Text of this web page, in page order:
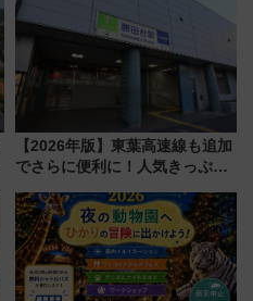
【2026年版】東葉高速線も追加
でさらに便利に！人気きっぷ
今年も発売 秋・早春に千葉県を
巡るなら使い勝手・コスパ抜群